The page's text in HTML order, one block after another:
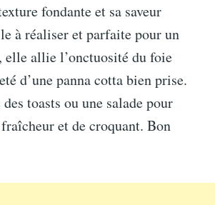
fondante et sa saveur
à réaliser et parfaite pour un
elle allie l’onctuosité du foie
d’une panna cotta bien prise.
toasts ou une salade pour
et de croquant. Bon